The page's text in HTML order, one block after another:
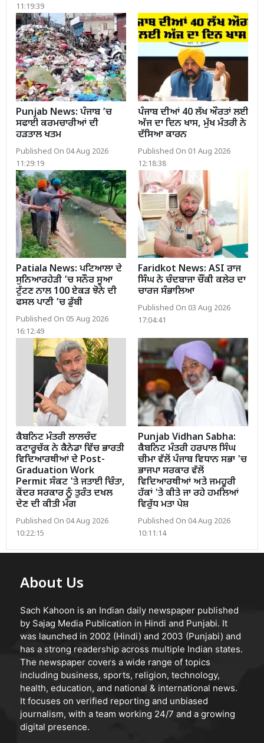
11:19:39
Punjab News: ਪੰਜਾਬ ’ਚ
ਸਫਾਈ ਕਰਮਚਾਰੀਆਂ ਦੀ
ਹੜਤਾਲ ਖਤਮ
Published On 04 Aug 2026
11:29:19
ਪੰਜਾਬ ਦੀਆਂ 40 ਲੱਖ ਔਰਤਾਂ ਲਈ
ਅੱਜ ਦਾ ਦਿਨ ਖਾਸ, ਮੁੱਖ ਮੰਤਰੀ ਨੇ
ਦੱਸਿਆ ਕਾਰਨ
Published On 01 Aug 2026
12:18:38
Patiala News: ਪਟਿਆਲਾ ਦੇ
ਸੁਨਿਆਰਹੇੜੀ ’ਚ ਸਨੌਰ ਸੂਆ
ਟੁੱਟਣ ਨਾਲ 100 ਏਕੜ ਝੋਨੇ ਦੀ
ਫਸਲ ਪਾਣੀ ’ਚ ਡੁੱਬੀ
Published On 05 Aug 2026
16:12:49
Faridkot News: ASI ਰਾਜ
ਸਿੰਘ ਨੇ ਚੰਦਬਾਜਾ ਚੌਂਕੀ ਕਲੇਰ ਦਾ
ਚਾਰਜ ਸੰਭਾਲਿਆ
Published On 03 Aug 2026
17:04:41
ਕੈਬਨਿਟ ਮੰਤਰੀ ਲਾਲਚੰਦ
ਕਟਾਰੂਚੱਕ ਨੇ ਕੈਨੇਡਾ ਵਿੱਚ ਭਾਰਤੀ
ਵਿਦਿਆਰਥੀਆਂ ਦੇ Post-
Graduation Work
Permit ਸੰਕਟ 'ਤੇ ਜਤਾਈ ਚਿੰਤਾ,
ਕੇਂਦਰ ਸਰਕਾਰ ਨੂੰ ਤੁਰੰਤ ਦਖਲ
ਦੇਣ ਦੀ ਕੀਤੀ ਮੰਗ
Published On 04 Aug 2026
10:22:15
Punjab Vidhan Sabha:
ਕੈਬਨਿਟ ਮੰਤਰੀ ਹਰਪਾਲ ਸਿੰਘ
ਚੀਮਾ ਵੱਲੋਂ ਪੰਜਾਬ ਵਿਧਾਨ ਸਭਾ 'ਚ
ਭਾਜਪਾ ਸਰਕਾਰ ਵੱਲੋਂ
ਵਿਦਿਆਰਥੀਆਂ ਅਤੇ ਜਮਹੂਰੀ
ਹੱਕਾਂ 'ਤੇ ਕੀਤੇ ਜਾ ਰਹੇ ਹਮਲਿਆਂ
ਵਿਰੁੱਧ ਮਤਾ ਪੇਸ਼
Published On 04 Aug 2026
10:11:14
About Us
Sach Kahoon is an Indian daily newspaper published
by Sajag Media Publication in Hindi and Punjabi. It
was launched in 2002 (Hindi) and 2003 (Punjabi) and
has a strong readership across multiple Indian states.
The newspaper covers a wide range of topics
including business, sports, religion, technology,
health, education, and national & international news.
It focuses on verified reporting and unbiased
journalism, with a team working 24/7 and a growing
digital presence.